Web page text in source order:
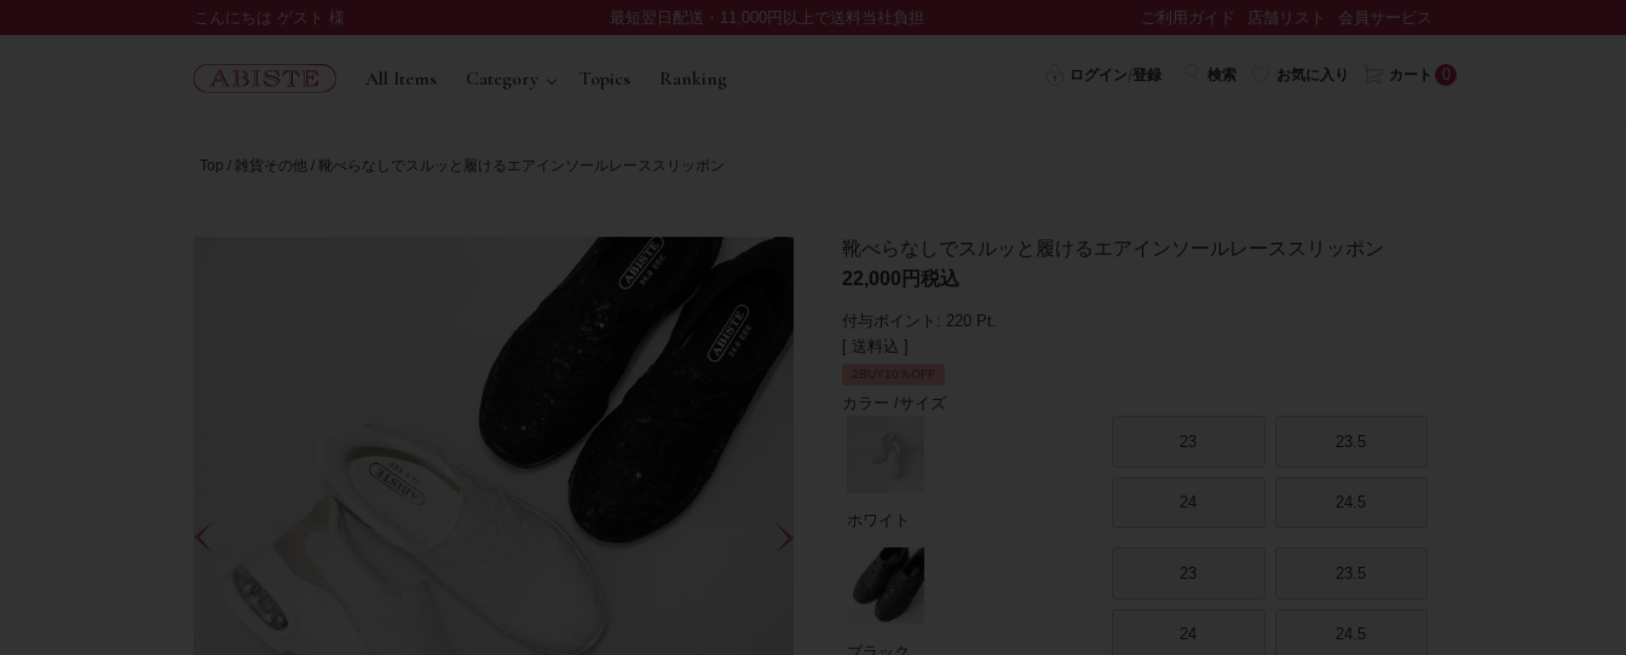
こんにちは ゲスト 様 最短翌日配送・11,000円以上で送料当社負担 ご利用ガイド 店舗リスト 会員サービス
All Items Category Topics Ranking ログイン/登録 検索 お気に入り カート 0
Top 雑貨その他 靴べらなしでスルッと履けるエアインソールレーススリッポン
靴べらなしでスルッと履けるエアインソールレーススリッポン
22,000
税込
付与ポイント: 220 Pt.
送料込
2BUY10％OFF
カラー サイズ
ホワイト
23 23.5
24 24.5
23 23.5
24 24.5